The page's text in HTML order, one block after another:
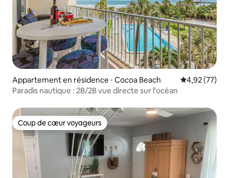
Appartement en résidence ⋅ Cocoa Beach Évaluation
4,92 (77)
Paradis nautique : 2B/2B vue directe sur l'océan
Coup de cœur voyageurs
Coup de cœur voyageurs